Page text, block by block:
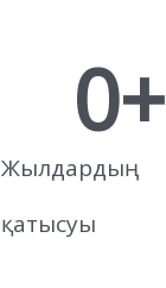
Жылдардың
қатысуы
0+